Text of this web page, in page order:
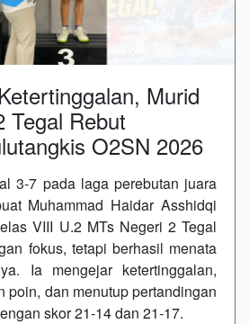
Murid
Tegal Rebut
O2SN 2026
3-7 pada laga perebutan juara
Muhammad Haidar Asshidqi
VIII U.2 MTs Negeri 2 Tegal
fokus, tetapi berhasil menata
Ia mengejar ketertinggalan,
poin, dan menutup pertandingan
skor 21-14 dan 21-17.